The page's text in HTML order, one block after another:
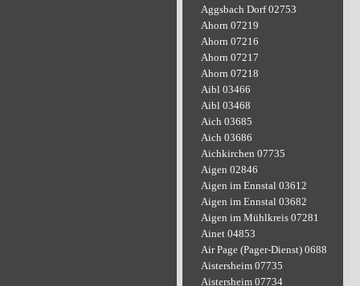
Aggsbach Dorf 02753
Ahorn 07219
Ahorn 07216
Ahorn 07217
Ahorn 07218
Aibl 03466
Aibl 03468
Aich 03685
Aich 03686
Aichkirchen 07735
Aigen 02846
Aigen im Ennstal 03612
Aigen im Ennstal 03682
Aigen im Mühlkreis 07281
Ainet 04853
Air Page (Pager-Dienst) 0688
Aistersheim 07735
Aistersheim 07734